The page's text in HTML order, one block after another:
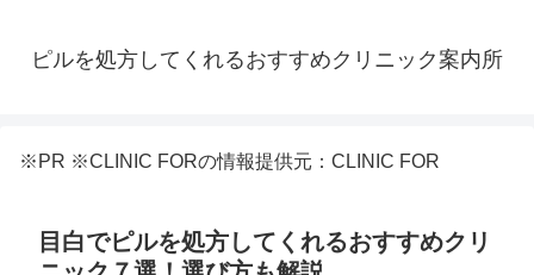
ピルを処方してくれるおすすめクリニック案内所
※PR ※CLINIC FORの情報提供元：CLINIC FOR
目白でピルを処方してくれるおすすめクリ